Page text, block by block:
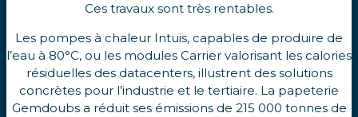
Ces travaux sont très rentables.
Les pompes à chaleur Intuis, capables de produire de
l’eau à 80°C, ou les modules Carrier valorisant les calories
résiduelles des datacenters, illustrent des solutions
concrètes pour l’industrie et le tertiaire. La papeterie
Gemdoubs a réduit ses émissions de 215 000 tonnes de